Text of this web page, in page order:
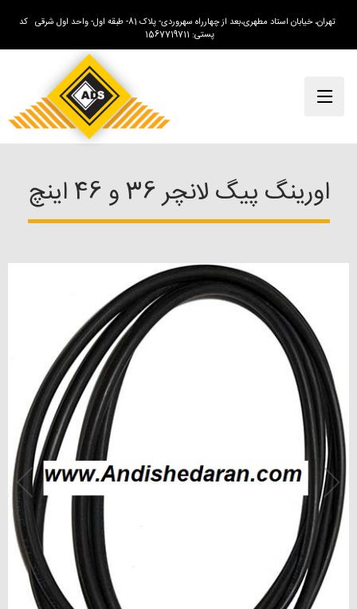
تهران، خیابان استاد مطهری،بعد از چهارراه سهروردی- پلاک 81- طبقه اول- واحد اول شرقی کد
پستی: 1567719711
اورینگ پیگ لانچر 36 و 46 اینچ